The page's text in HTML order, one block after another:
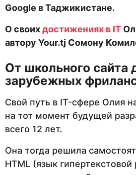
Google в Таджикистане.
О своихдостижениях в IT
автору Your.tj Сомону
От школьного сайта
зарубежных
Свой путь в IT-сфере Олия
на тот момент будущей
всего 12 лет.
Она тогда решила
HTML (язык гипертекстовой